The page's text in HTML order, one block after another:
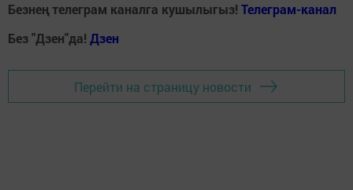
Безнең телеграм каналга кушылыгыз! Телеграм-канал
Без "Дзен"да! Дзен
Перейти на страницу новости